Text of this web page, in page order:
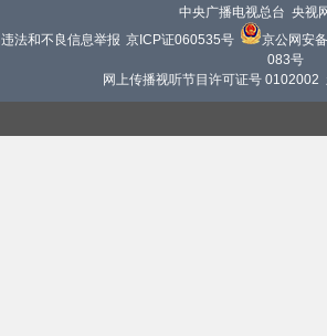
中央广播电视总台 央视
违法和不良信息举报 京ICP证060535号
京公网安
083号
网上传播视听节目许可证号